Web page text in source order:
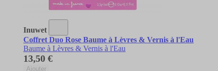
Inuwet
Coffret Duo Rose Baume à Lèvres & Vernis à l'Eau
Baume à Lèvres & Vernis à l'Eau
13,50 €
Ajouter